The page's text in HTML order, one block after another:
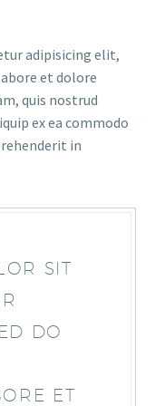
adipisicing elit,
et dolore
quis nostrud
ex ea commodo
in
SIT
DO
ET